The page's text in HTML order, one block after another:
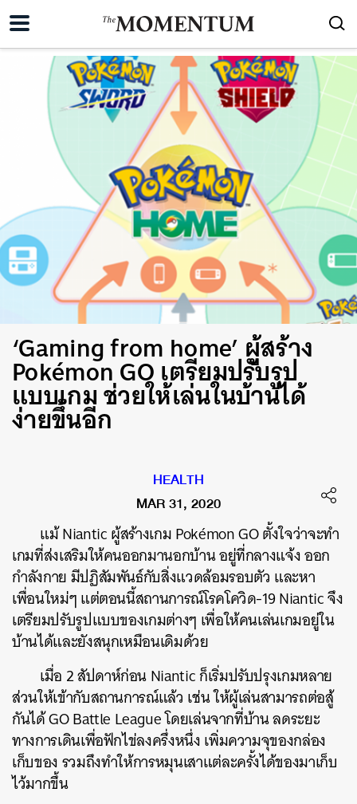
‘Gaming from home’ ผู้สร้าง
Pokémon GO เตรียมปรับรูป
แบบเกม ช่วยให้เล่นในบ้านได้
ง่ายขึ้นอีก
HEALTH
MAR 31, 2020
แม้ Niantic ผู้สร้างเกม Pokémon GO ตั้งใจว่าจะทำ
เกมที่ส่งเสริมให้คนออกมานอกบ้าน อยู่ที่กลางแจ้ง ออก
กำลังกาย มีปฏิสัมพันธ์กับสิ่งแวดล้อมรอบตัว และหา
เพื่อนใหม่ๆ แต่ตอนนี้สถานการณ์โรคโควิด-19 Niantic จึง
เตรียมปรับรูปแบบของเกมต่างๆ เพื่อให้คนเล่นเกมอยู่ใน
บ้านได้และยังสนุกเหมือนเดิมด้วย
เมื่อ 2 สัปดาห์ก่อน Niantic ก็เริ่มปรับปรุงเกมหลาย
ส่วนให้เข้ากับสถานการณ์แล้ว เช่น ให้ผู้เล่นสามารถต่อสู้
กันได้ GO Battle League โดยเล่นจากที่บ้าน ลดระยะ
ทางการเดินเพื่อฟักไข่ลงครึ่งหนึ่ง เพิ่มความจุของกล่อง
เก็บของ รวมถึงทำให้การหมุนเสาแต่ละครั้งได้ของมาเก็บ
ไว้มากขึ้น